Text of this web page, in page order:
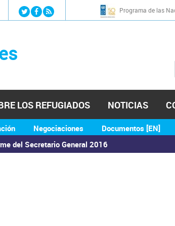
Jump to navigation Programa de las
del Secretario General 2016
Negociaciones Documentos [EN]
LOS REFUGIADOS NOTICIAS